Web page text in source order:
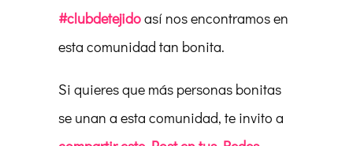
#clubdetejidoasí nos encontramos en
esta comunidad tan bonita.
Si quieres que más personas bonitas
se unan a esta comunidad, te invito a